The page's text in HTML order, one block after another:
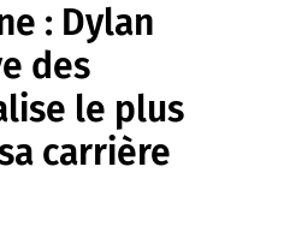
: Dylan
des
le plus
carrière